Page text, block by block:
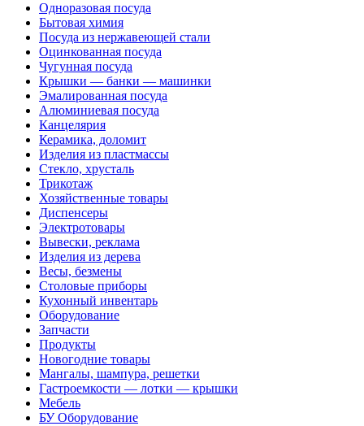
Одноразовая посуда
Бытовая химия
Посуда из нержавеющей стали
Оцинкованная посуда
Чугунная посуда
Крышки — банки — машинки
Эмалированная посуда
Алюминиевая посуда
Канцелярия
Керамика, доломит
Изделия из пластмассы
Стекло, хрусталь
Трикотаж
Хозяйственные товары
Диспенсеры
Электротовары
Вывески, реклама
Изделия из дерева
Весы, безмены
Столовые приборы
Кухонный инвентарь
Оборудование
Запчасти
Продукты
Новогодние товары
Мангалы, шампура, решетки
Гастроемкости — лотки — крышки
Мебель
БУ Оборудование